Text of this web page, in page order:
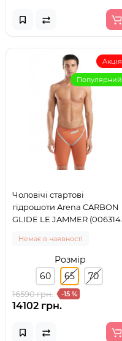
Акція
Популярний
Чоловічі стартові
гідрошоти Arena CARBON
GLIDE LE JAMMER (006314-
Немає в наявності
Розмір
60
65 70
16590 грн. -15 %
14102 грн.